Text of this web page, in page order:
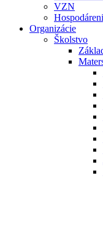
VZN
Organizácie
Školstvo